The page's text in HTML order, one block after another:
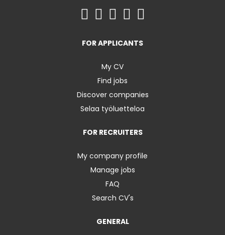
FOR APPLICANTS
My CV
Find jobs
Discover companies
Selaa työluetteloa
FOR RECRUITERS
My company profile
Manage jobs
FAQ
Search CV's
GENERAL